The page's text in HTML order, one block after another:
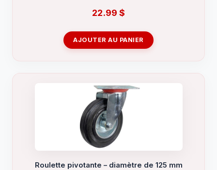
22.99 $
AJOUTER AU PANIER
Roulette pivotante – diamètre de 125 mm